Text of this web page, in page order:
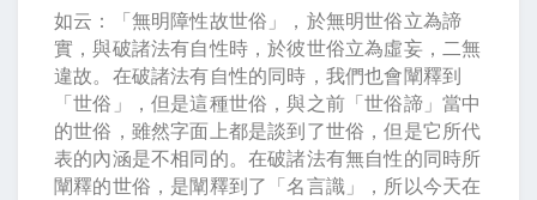
如云：「無明障性故世俗」，於無明世俗立為諦
實，與破諸法有自性時，於彼世俗立為虛妄，二無
違故。在破諸法有自性的同時，我們也會闡釋到
「世俗」，但是這種世俗，與之前「世俗諦」當中
的世俗，雖然字面上都是談到了世俗，但是它所代
表的內涵是不相同的。在破諸法有無自性的同時所
闡釋的世俗，是闡釋到了「名言識」，所以今天在